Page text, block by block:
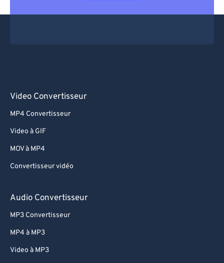
Video Convertisseur
MP4 Convertisseur
Video à GIF
MOV à MP4
Convertisseur vidéo
Audio Convertisseur
MP3 Convertisseur
MP4 à MP3
Video à MP3